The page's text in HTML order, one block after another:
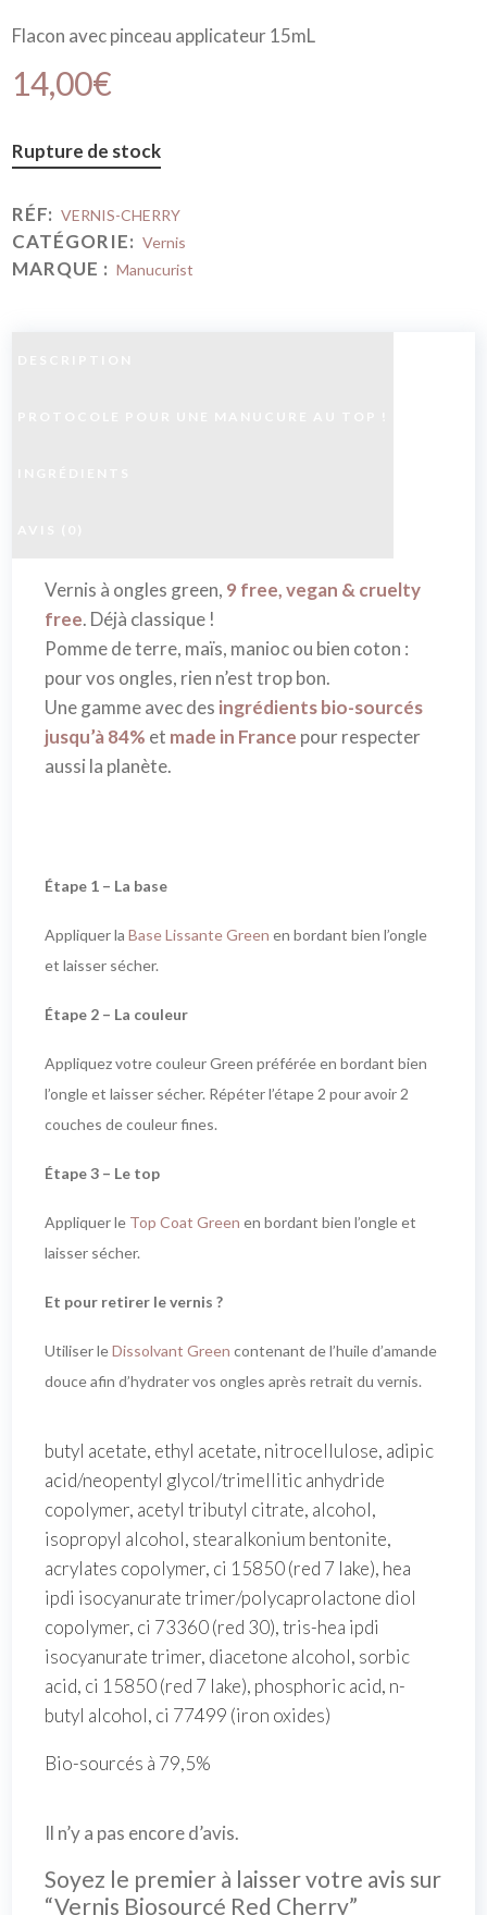
Flacon avec pinceau applicateur 15mL
14,00€
Rupture de stock
RÉF: VERNIS-CHERRY
CATÉGORIE: Vernis
MARQUE : Manucurist
Vernis à ongles green, 9 free, vegan & cruelty
free. Déjà classique !
Pomme de terre, maïs, manioc ou bien coton :
pour vos ongles, rien n’est trop bon.
Une gamme avec des ingrédients bio-sourcés
jusqu’à 84% et made in France pour respecter
aussi la planète.
Étape 1 – La base
Appliquer laBase Lissante Green en bordant bien l’ongle
et laisser sécher.
Étape 2 – La couleur
Appliquez votre couleur Green préférée en bordant bien
l’ongle et laisser sécher. Répéter l’étape 2 pour avoir 2
couches de couleur fines.
Étape 3 – Le top
Appliquer le Top Coat Green en bordant bien l’ongle et
laisser sécher.
Et pour retirer le vernis ?
Utiliser leDissolvant Green contenant de l’huile d’amande
douce afin d’hydrater vos ongles après retrait du vernis.
butyl acetate, ethyl acetate, nitrocellulose, adipic
acid/neopentyl glycol/trimellitic anhydride
copolymer, acetyl tributyl citrate, alcohol,
isopropyl alcohol, stearalkonium bentonite,
acrylates copolymer, ci 15850 (red 7 lake), hea
ipdi isocyanurate trimer/polycaprolactone diol
copolymer, ci 73360 (red 30), tris-hea ipdi
isocyanurate trimer, diacetone alcohol, sorbic
acid, ci 15850 (red 7 lake), phosphoric acid, n-
butyl alcohol, ci 77499 (iron oxides)
Bio-sourcés à 79,5%
Il n’y a pas encore d’avis.
Soyez le premier à laisser votre avis sur
“Vernis Biosourcé Red Cherry”